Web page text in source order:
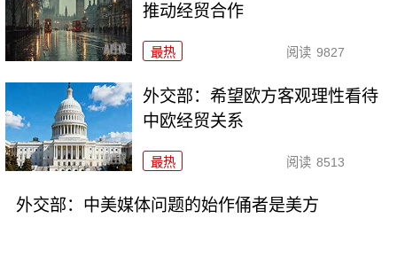
推动经贸合作
最热 阅读 9827
外交部：希望欧方客观理性看待
中欧经贸关系
最热 阅读 8513
外交部：中美媒体问题的始作俑者是美方